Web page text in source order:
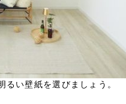
い壁紙を選びましょう。